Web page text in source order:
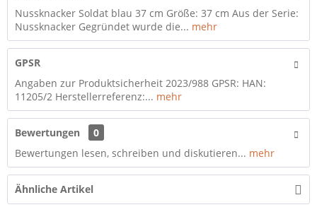
Nussknacker Soldat blau 37 cm Größe: 37 cm Aus der Serie:
Nussknacker Gegründet wurde die... mehr
GPSR
Angaben zur Produktsicherheit 2023/988 GPSR: HAN:
11205/2 Herstellerreferenz:... mehr
Bewertungen
0
Bewertungen lesen, schreiben und diskutieren... mehr
Ähnliche Artikel